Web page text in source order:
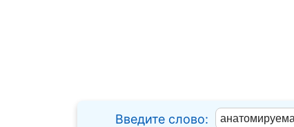
Введите слово: